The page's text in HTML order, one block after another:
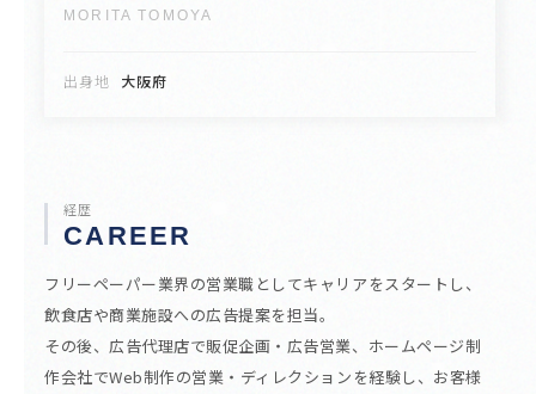
MORITA TOMOYA
出身地 大阪府
経歴
CAREER
フリーペーパー業界の営業職としてキャリアをスタートし、
飲食店や商業施設への広告提案を担当。
その後、広告代理店で販促企画・広告営業、ホームページ制
作会社でWeb制作の営業・ディレクションを経験し、お客様